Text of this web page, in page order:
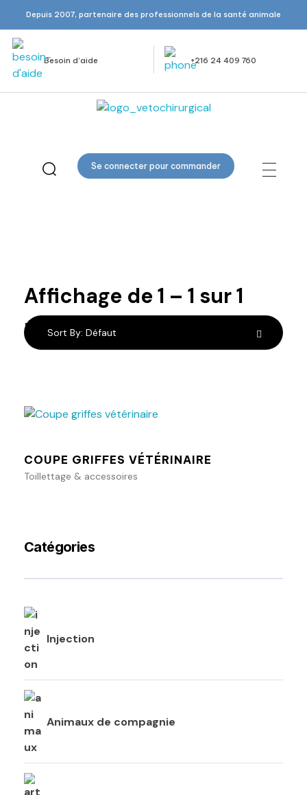
Depuis 2007, partenaire des professionnels de la santé animale
Besoin d’aide +216 24 409 760
Veto Chirurgical
Se connecter pour commander
Affichage de 1 – 1 sur1
résultats
Sort By: Défaut
COUPE GRIFFES VÉTÉRINAIRE
Toillettage & accessoires
Catégories
Injection
Animaux de compagnie